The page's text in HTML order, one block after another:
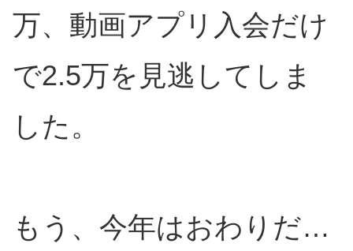
万、動画アプリ入会だけ
で2.5万を見逃してしま
した。
もう、今年はおわりだ…